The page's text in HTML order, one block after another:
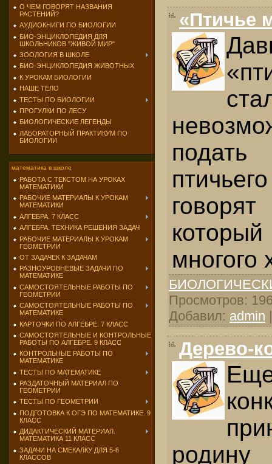
О ЧЕМ ГОВОРЯТ НАЗВАНИЯ
РАСТЕНИЙ?
АУДИОКНИГИ ПО БИОЛОГИИ
БИО-ЭНЦИКЛОПЕДИЯ ДЛЯ
ШКОЛЬНИКОВ "ЖИВОЙ МИР"
ЗООЛОГИЯ В ШКОЛЕ
БИО-ЭНЦИКЛОПЕДИЯ ЖИВОТНЫХ
К УРОКАМ БИОЛОГИИ
НАШЕ ТЕЛО
ТЕСТЫ ПО БИОЛОГИИ
ПРОГУЛКИ ПО ЛЕСУ
БИОЛОГИЧЕСКИЕ ЛЕГЕНДЫ
ЛАБОРАТОРНЫЙ ПРАКТИКУМ ПО
БИОЛОГИИ
математика в школе
РАБОТА С ТЕКСТОМ НА УРОКАХ
МАТЕМАТИКИ
РАБОЧИЕ МАТЕРИАЛЫ К УРОКАМ
МАТЕМАТИКИ
АЛГЕБРА. 7 КЛАСС
АЛГЕБРА. ТЕХНИКА РЕШЕНИЯ ЗАДАЧ
РАБОЧИЕ МАТЕРИАЛЫ К УРОКАМ
ГЕОМЕТРИИ
ОТ ЗАДАЧЕК К ЗАДАЧАМ
РАЗНОУРОВНЕВЫЕ ЗАДАЧИ ПО
МАТЕМАТИКЕ
САМОСТОЯТЕЛЬНЫЕ РАБОТЫ ПО
ГЕОМЕТРИИ
САМОСТОЯТЕЛЬНЫЕ РАБОТЫ ПО
МАТЕМАТИКЕ
КАРТОЧКИ ПО АЛГЕБРЕ. 7 КЛАСС
САМОСТОЯТЕЛЬНЫЕ И КОНТРОЛЬНЫЕ
РАБОТЫ ПО АЛГЕБРЕ. 9 КЛАСС
КОНТРОЛЬНЫЕ РАБОТЫ ПО
МАТЕМАТИКЕ
ТЕСТЫ ПО МАТЕМАТИКЕ
РАЗДАТОЧНЫЙ МАТЕРИАЛ ПО
ГЕОМЕТРИИ
ТЕСТЫ ПО ГЕОМЕТРИИ
ПОДГОТОВКА К ОГЭ ПО МАТЕМАТИКЕ. 9
КЛАСС
ДИДАКТИЧЕСКИЙ МАТЕРИАЛ.
МАТЕМАТИКА 11 КЛАСС
ЗАДАЧИ НА СМЕКАЛКУ ДЛЯ 5-6
КЛАССОВ
«Птичье
многого
Просмотров:
Добавил: admin
Дерево-